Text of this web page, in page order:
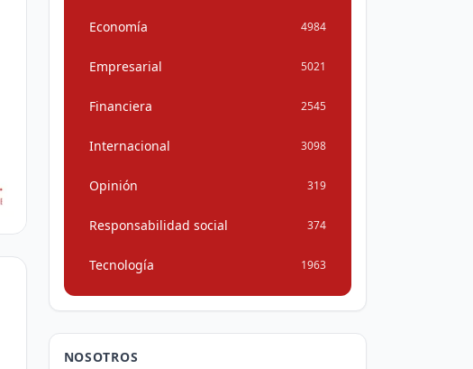
Economía 4984
Empresarial 5021
Financiera 2545
Internacional 3098
Opinión 319
Responsabilidad social 374
Tecnología 1963
NOSOTROS